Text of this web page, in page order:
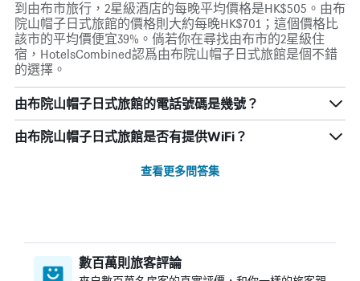
到由布市旅行，2星級酒店的每晚平均價格是HK$505。由布
院山帽子日式旅館的價格則大約每晚HK$701；這個價格比
該市的平均價便宜39%。倘若你在尋找由布市的2星級住
宿，HotelsCombined認爲由布院山帽子日式旅館是個不錯
的選擇。
由布院山帽子日式旅館的電話號碼是幾號？
由布院山帽子日式旅館是否有提供WiFi？
查看更多問答集
數百萬則旅客評論